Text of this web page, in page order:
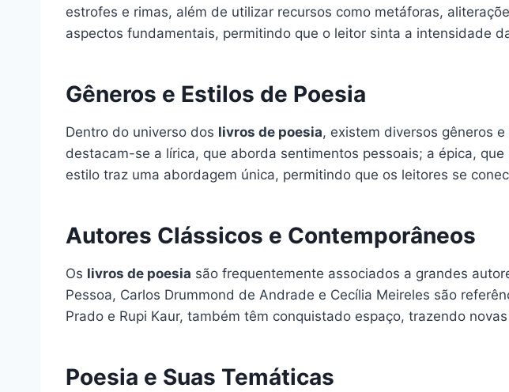
estrofes e rimas, além de utilizar recursos como metáforas,
aspectos fundamentais, permitindo que o leitor sinta a intensidade
Gêneros e Estilos de Poesia
Dentro do universo dos livros de poesia, existem diversos gêneros
destacam-se a lírica, que aborda sentimentos pessoais; a épica,
estilo traz uma abordagem única, permitindo que os leitores se
Autores Clássicos e Contemporâneos
Os livros de poesia são frequentemente associados a grandes
Pessoa, Carlos Drummond de Andrade e Cecília Meireles são
Prado e Rupi Kaur, também têm conquistado espaço, trazendo
Poesia e Suas Temáticas